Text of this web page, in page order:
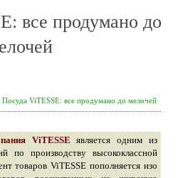
все продумано до
Посуда ViTESSE: все продумано до мелочей
ViTESSE является одним из
по производству высококлассной
товаров ViTESSE пополняется изо